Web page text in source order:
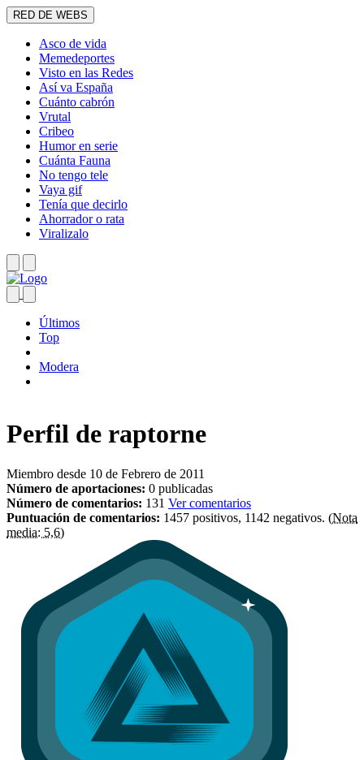
RED DE WEBS
Asco de vida
Memedeportes
Visto en las Redes
Así va España
Cuánto cabrón
Vrutal
Cribeo
Humor en serie
Cuánta Fauna
No tengo tele
Vaya gif
Tenía que decirlo
Ahorrador o rata
Viralizalo
Últimos
Top
Modera
Perfil de raptorne
Miembro desde 10 de Febrero de 2011
Número de aportaciones: 0 publicadas
Número de comentarios: 131 Ver comentarios
Puntuación de comentarios: 1457 positivos, 1142 negativos. (Nota
media: 5,6)